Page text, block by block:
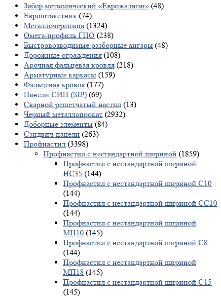
Забор металлический «Еврожалюзи» (48)
Евроштакетник (74)
Металлочерепица (1324)
Омега-профиль ГПО (238)
Быстровозводимые разборные ангары (48)
Дорожные ограждения (108)
Арочная фальцевая кровля (218)
Арматурные каркасы (159)
Фальцевая кровля (177)
Панели СИП (SIP) (69)
Сварной решетчатый настил (13)
Черный металлопрокат (2932)
Доборные элементы (84)
Сэндвич-панели (263)
Профнастил (3398)
Профнастил с нестандартной шириной (1859)
Профнастил с нестандартной шириной
НС35 (144)
Профнастил с нестандартной шириной С10
(144)
Профнастил с нестандартной шириной СС10
(144)
Профнастил с нестандартной шириной
МП10 (145)
Профнастил с нестандартной шириной С8
(144)
Профнастил с нестандартной шириной
МП18 (145)
Профнастил с нестандартной шириной С15
(145)